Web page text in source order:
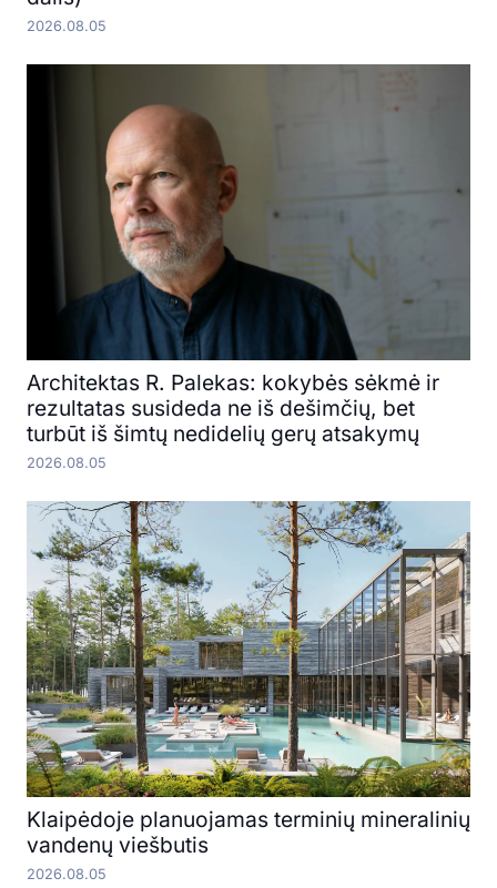
2026.08.05
Architektas R. Palekas: kokybės sėkmė ir
rezultatas susideda ne iš dešimčių, bet
turbūt iš šimtų nedidelių gerų atsakymų
2026.08.05
Klaipėdoje planuojamas terminių mineralinių
vandenų viešbutis
2026.08.05